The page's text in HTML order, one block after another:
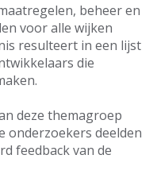
beheer en
voor alle wijken
resulteert in een lijst
die
deze themagroep
onderzoekers deelden
feedback van de